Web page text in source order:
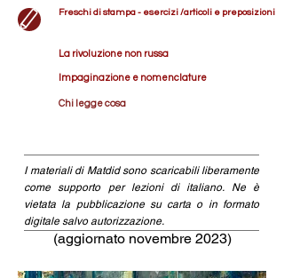
Freschi di stampa - esercizi /articoli e preposizioni
La rivoluzione non russa
Impaginazione e nomenclature
Chi legge cosa
I materiali di Matdid sono scaricabili liberamente
come supporto per lezioni di italiano. Ne è
vietata la pubblicazione su carta o in formato
digitale salvo autorizzazione.
(aggiornato novembre 2023)